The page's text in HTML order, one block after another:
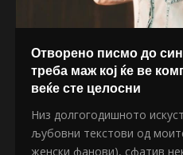
Отворено писмо до
треба маж кој ќе ве
веќе сте целосни
Низ долгогодишното
љубовни текстови од
женски фанови), сфатив